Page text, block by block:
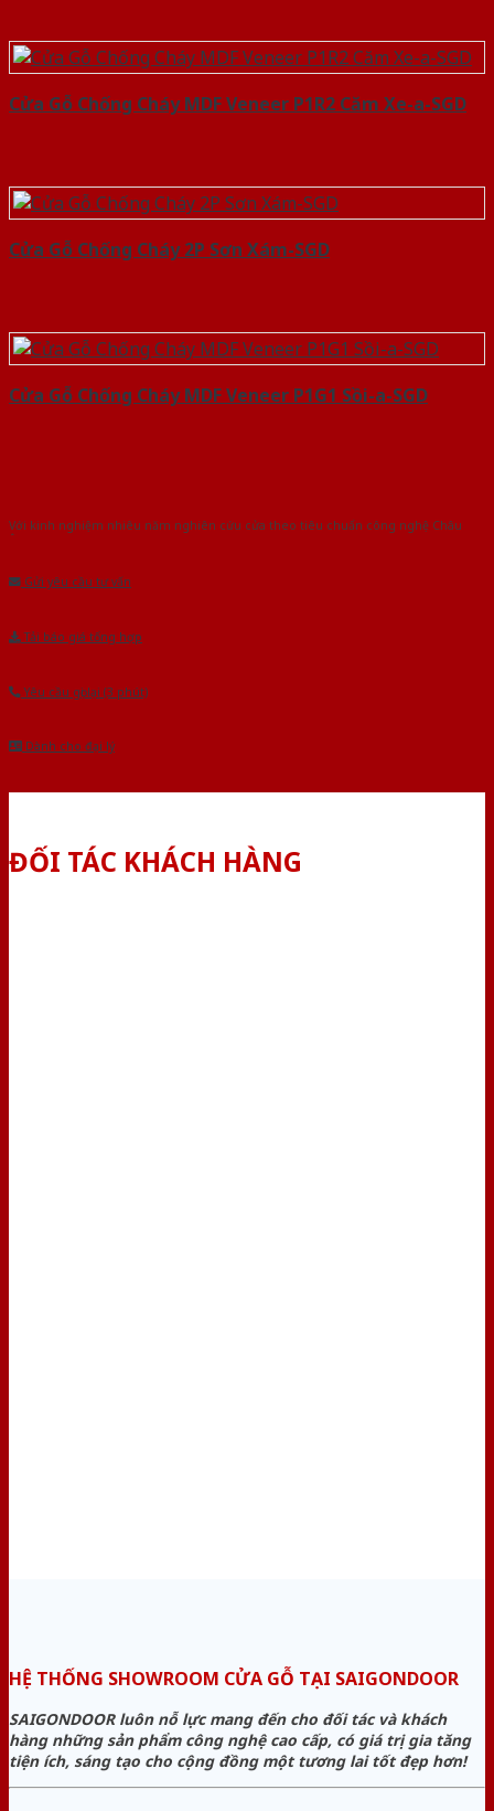
Cửa Gỗ Chống Cháy MDF Veneer P1R2 Căm Xe-a-SGD
Cửa Gỗ Chống Cháy 2P Sơn Xám-SGD
Cửa Gỗ Chống Cháy MDF Veneer P1G1 Sồi-a-SGD
Với kinh nghiệm nhiêu năm nghiên cứu cửa theo tiêu chuẩn công nghệ Châu
Gửi yêu cầu tư vấn
Tải báo giá tổng hợp
Yêu cầu gọi lại (3 phút)
Dành cho đại lý
ĐỐI TÁC KHÁCH HÀNG
HỆ THỐNG SHOWROOM CỬA GỖ TẠI SAIGONDOOR
SAIGONDOOR luôn nỗ lực mang đến cho đối tác và khách
hàng những sản phẩm công nghệ cao cấp, có giá trị gia tăng
tiện ích, sáng tạo cho cộng đồng một tương lai tốt đẹp hơn!